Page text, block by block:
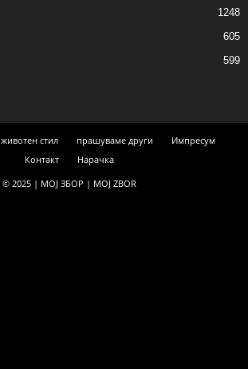
1248
605
599
животен стил прашуваме други
Импресум
Контакт
Нарачка
© 2025 | МОЈ ЗБОР | MOJ ZBOR